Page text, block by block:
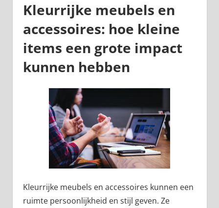
Kleurrijke meubels en
accessoires: hoe kleine
items een grote impact
kunnen hebben
Kleurrijke meubels en accessoires kunnen een
ruimte persoonlijkheid en stijl geven. Ze